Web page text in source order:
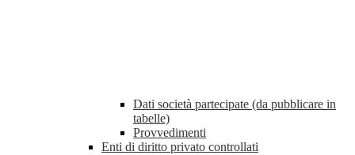
Dati società partecipate (da pubblicare in
tabelle)
Provvedimenti
Enti di diritto privato controllati